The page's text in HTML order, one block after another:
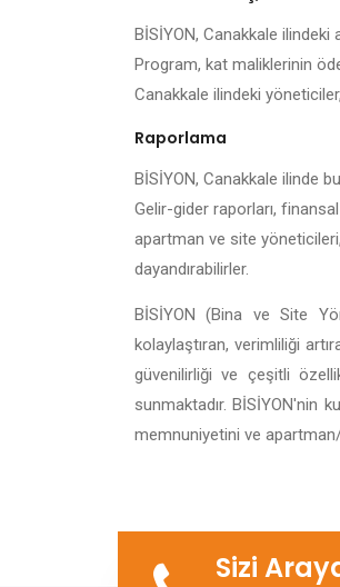
BİSİYON, Canakkale
Program, kat maliklerinin
Canakkale ilindeki
Raporlama
BİSİYON, Canakkale ilinde
Gelir-gider raporları,
apartman ve site
dayandırabilirler.
BİSİYON (Bina ve Site
kolaylaştıran, verimliliği
güvenilirliği ve çeşitli
sunmaktadır. BİSİYON'nin
memnuniyetini ve
Sizi